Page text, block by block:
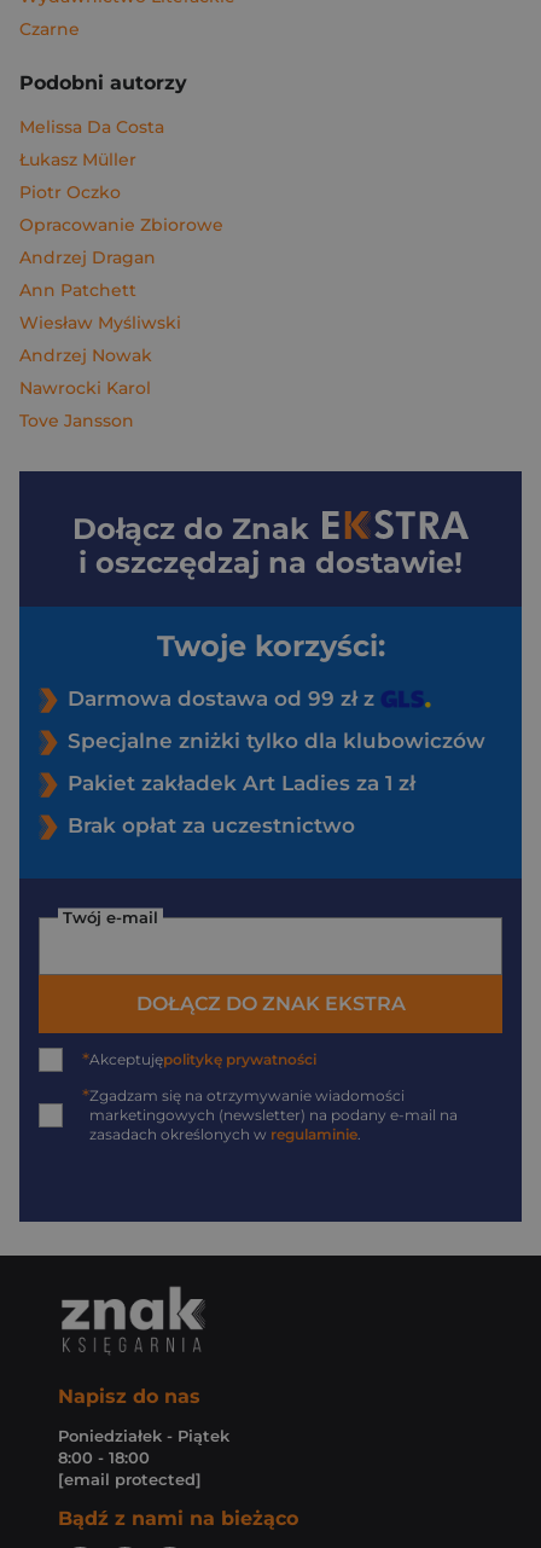
Czarne
Podobni autorzy
Melissa Da Costa
Łukasz Müller
Piotr Oczko
Opracowanie Zbiorowe
Andrzej Dragan
Ann Patchett
Wiesław Myśliwski
Andrzej Nowak
Nawrocki Karol
Tove Jansson
Dołącz do Znak
i oszczędzaj na dostawie!
Twoje korzyści:
Darmowa dostawa od 99 zł z
Specjalne zniżki tylko dla klubowiczów
Pakiet zakładek Art Ladies za 1 zł
Brak opłat za uczestnictwo
Twój e-mail
DOŁĄCZ DO ZNAK EKSTRA
*Akceptujępolitykę prywatności
*Zgadzam się na otrzymywanie wiadomości
marketingowych (newsletter) na podany e-mail na
zasadach określonych w regulaminie.
Napisz do nas
Poniedziałek - Piątek
8:00 - 18:00
[email protected]
Bądź z nami na bieżąco